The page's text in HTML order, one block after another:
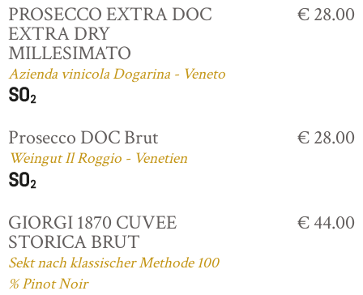
PROSECCO EXTRA DOC
EXTRA DRY
MILLESIMATO
Azienda vinicola Dogarina - Veneto
€ 28.00
Prosecco DOC Brut
Weingut Il Roggio - Venetien
€ 28.00
GIORGI 1870 CUVEE
STORICA BRUT
Sekt nach klassischer Methode 100
% Pinot Noir
€ 44.00